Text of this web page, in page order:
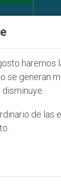
haremos
se generan
de las